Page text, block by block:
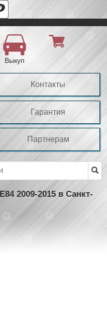
Выкуп
Контакты
Гарантия
Партнерам
2009-2015 в Санкт-